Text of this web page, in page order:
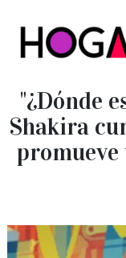
"¿Dónde
Shakira